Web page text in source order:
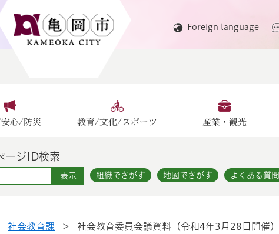
Foreign language
心/防災 教育/文化/スポーツ 産業・観光
ージID検索
組織でさがす 地図でさがす よくある質問
社会教育課 > 社会教育委員会議資料（令和4年3月28日開催）